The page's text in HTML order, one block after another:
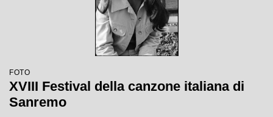
FOTO
XVIII Festival della canzone italiana di
Sanremo